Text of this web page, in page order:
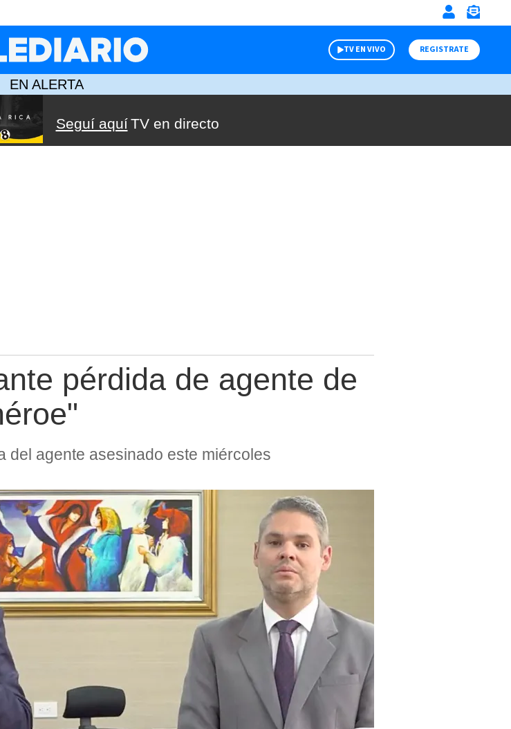
TV EN VIVO REGISTRATE
EN ALERTA
Seguí aquíTV en directo
pérdida de agente de
del agente asesinado este miércoles